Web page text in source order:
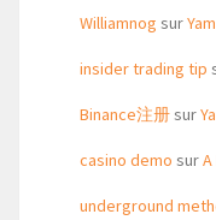
Williamnog sur
insider trading tip
Binance注册sur
casino demo sur
underground